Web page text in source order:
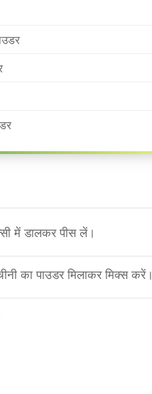
में डालकर पीस लें।
का पाउडर मिलाकर मिक्स करें।